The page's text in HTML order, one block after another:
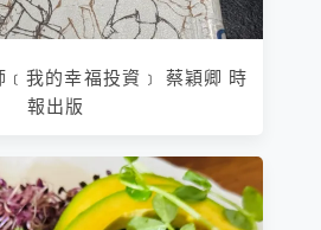
﹝我的幸福投資﹞ 蔡穎卿 時
報出版